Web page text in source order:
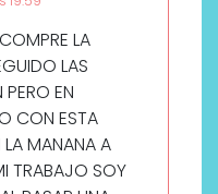
LA
LAS
PERO EN
CON ESTA
MANANA A
TRABAJO SOY